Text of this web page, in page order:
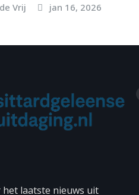
Vrij jan 16, 2026
het laatste nieuws uit